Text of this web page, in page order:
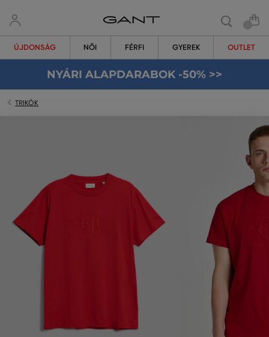
ÚJDONSÁG NŐI FÉRFI GYEREK OUTLET
NYÁRI ALAPDARABOK -50% >>
TRIKÓK